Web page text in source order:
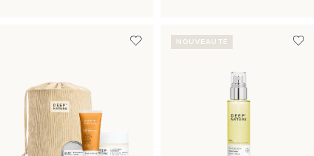
NOUVEAUTÉ